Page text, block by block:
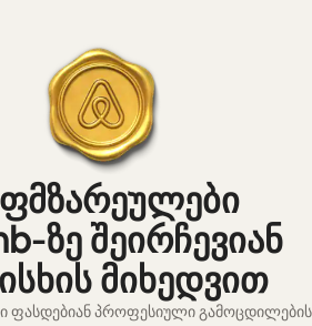
შეირჩევიან
მიხედვით
ფასდებიან პროფესიული